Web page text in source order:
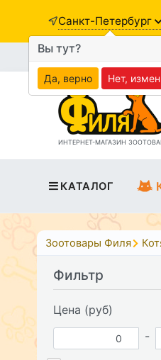
Санкт-Петербург
ИНТЕРНЕТ-МАГАЗИН
КАТАЛОГ
Зоотовары Филя
Фильтр
Цена (руб)
-
Вы тут?
Да, верно Нет,